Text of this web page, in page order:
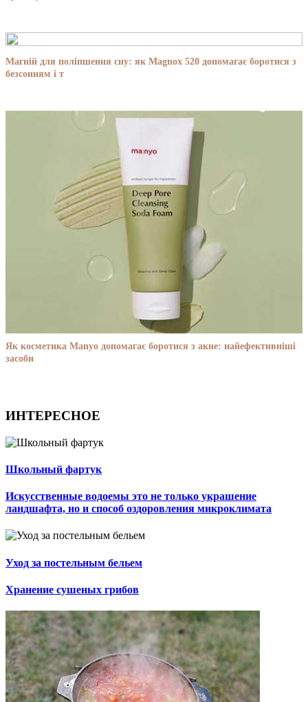
Магній для поліпшення сну: як Magnox 520 допомагає боротися з
безсонням і т
Як косметика Manyo допомагає боротися з акне: найефективніші
засоби
ИНТЕРЕСНОЕ
Школьный фартук
Искусственные водоемы это не только украшение
ландшафта, но и способ оздоровления микроклимата
Уход за постельным бельем
Хранение сушеных грибов